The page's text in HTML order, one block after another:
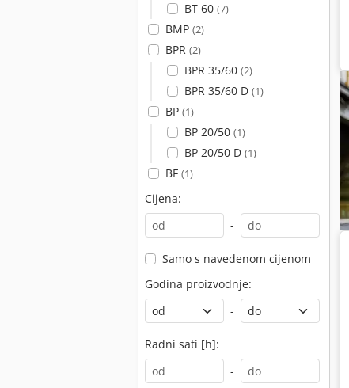
BT 60 (7)
BMP (2)
BPR (2)
BPR 35/60 (2)
BPR 35/60 D (1)
BP (1)
BP 20/50 (1)
BP 20/50 D (1)
BF (1)
Cijena:
-
Samo s navedenom cijenom
Godina proizvodnje:
-
Radni sati [h]:
-